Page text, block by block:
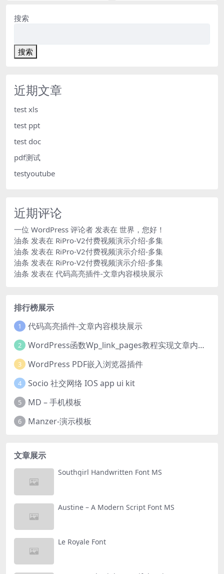
搜索
搜索
近期文章
test xls
test ppt
test doc
pdf测试
testyoutube
近期评论
一位 WordPress 评论者 发表在 世界，您好！
油条 发表在 RiPro-V2付费视频演示介绍-多集
油条 发表在 RiPro-V2付费视频演示介绍-多集
油条 发表在 RiPro-V2付费视频演示介绍-多集
油条 发表在 代码高亮插件-文章内容模块展示
排行榜展示
1 代码高亮插件-文章内容模块展示
2 WordPress函数Wp_link_pages教程实现文章内容分页
3 WordPress PDF嵌入浏览器插件
4 Socio 社交网络 IOS app ui kit
5 MD – 手机模板
6 Manzer-演示模板
文章展示
Southgirl Handwritten Font MS
Austine – A Modern Script Font MS
Le Royale Font